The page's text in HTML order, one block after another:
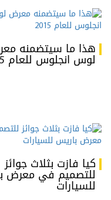
هذا ما سيتضمنه
لوس انجلوس للعام 2015
كيا فازت بثلاث جوائز
للتصميم في معرض
للسيارات